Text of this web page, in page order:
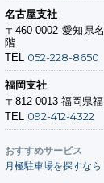
名古屋支社
〒460-0002 愛知県
階
TEL 052-228-8650
福岡支社
〒812-0013 福岡県
TEL 092-412-4322
おすすめサービス
月極駐車場を探すなら